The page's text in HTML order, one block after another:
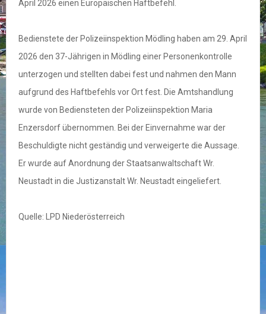
April 2026 einen Europäischen Haftbefehl.
Bedienstete der Polizeiinspektion Mödling haben am 29. April
2026 den 37-Jährigen in Mödling einer Personenkontrolle
unterzogen und stellten dabei fest und nahmen den Mann
aufgrund des Haftbefehls vor Ort fest. Die Amtshandlung
wurde von Bediensteten der Polizeiinspektion Maria
Enzersdorf übernommen. Bei der Einvernahme war der
Beschuldigte nicht geständig und verweigerte die Aussage.
Er wurde auf Anordnung der Staatsanwaltschaft Wr.
Neustadt in die Justizanstalt Wr. Neustadt eingeliefert.
Quelle: LPD Niederösterreich